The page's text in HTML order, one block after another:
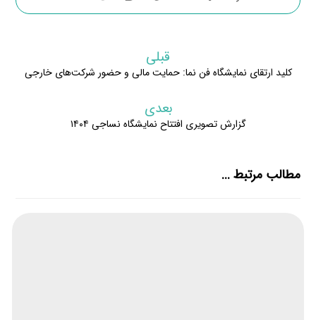
قبلی
کلید ارتقای نمایشگاه فن نما: حمایت مالی و حضور شرکت‌های خارجی
بعدی
گزارش تصویری افتتاح نمایشگاه نساجی ۱۴۰۴
مطالب مرتبط ...